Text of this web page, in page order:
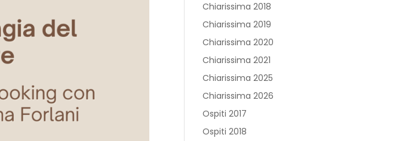
Chiarissima 2018
Chiarissima 2019
Chiarissima 2020
Chiarissima 2021
Chiarissima 2025
Chiarissima 2026
Ospiti 2017
Ospiti 2018